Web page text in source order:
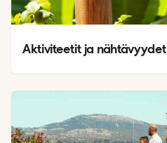
Aktiviteetit ja nähtävyydet